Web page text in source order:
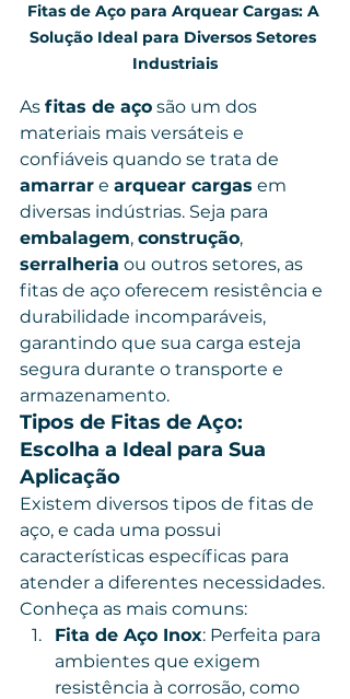
Fitas de Aço para Arquear Cargas: A
Solução Ideal para Diversos Setores
Industriais
As fitas de aço são um dos
materiais mais versáteis e
confiáveis quando se trata de
amarrar e arquear cargas em
diversas indústrias. Seja para
embalagem, construção,
serralheria ou outros setores, as
fitas de aço oferecem resistência e
durabilidade incomparáveis,
garantindo que sua carga esteja
segura durante o transporte e
armazenamento.
Tipos de Fitas de Aço:
Escolha a Ideal para Sua
Aplicação
Existem diversos tipos de fitas de
aço, e cada uma possui
características específicas para
atender a diferentes necessidades.
Conheça as mais comuns:
Fita de Aço Inox: Perfeita para
ambientes que exigem
resistência à corrosão, como